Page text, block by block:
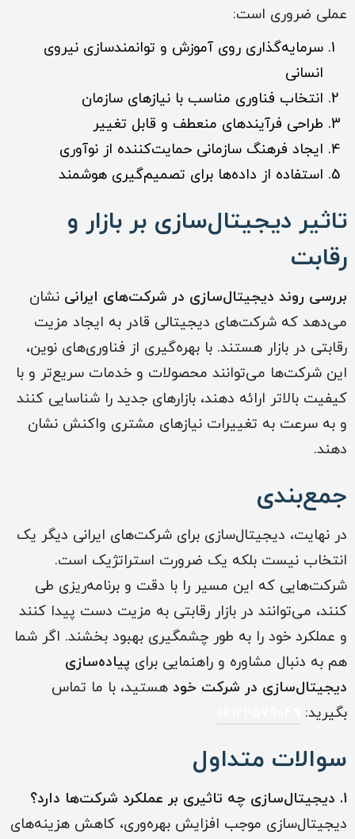
عملی ضروری است:
سرمایه‌گذاری روی آموزش و توانمندسازی نیروی
انسانی
انتخاب فناوری مناسب با نیازهای سازمان
طراحی فرآیندهای منعطف و قابل تغییر
ایجاد فرهنگ سازمانی حمایت‌کننده از نوآوری
استفاده از داده‌ها برای تصمیم‌گیری هوشمند
تاثیر دیجیتال‌سازی بر بازار و
رقابت
بررسی روند دیجیتال‌سازی در شرکت‌های ایرانی نشان
می‌دهد که شرکت‌های دیجیتالی قادر به ایجاد مزیت
رقابتی در بازار هستند. با بهره‌گیری از فناوری‌های نوین،
این شرکت‌ها می‌توانند محصولات و خدمات سریع‌تر و با
کیفیت بالاتر ارائه دهند، بازارهای جدید را شناسایی کنند
و به سرعت به تغییرات نیازهای مشتری واکنش نشان
دهند.
جمع‌بندی
در نهایت، دیجیتال‌سازی برای شرکت‌های ایرانی دیگر یک
انتخاب نیست بلکه یک ضرورت استراتژیک است.
شرکت‌هایی که این مسیر را با دقت و برنامه‌ریزی طی
کنند، می‌توانند در بازار رقابتی به مزیت دست پیدا کنند
و عملکرد خود را به طور چشمگیری بهبود بخشند. اگر شما
هم به دنبال مشاوره و راهنمایی برای پیاده‌سازی
دیجیتال‌سازی در شرکت خود هستید، با ما تماس
بگیرید:
سوالات متداول
1. دیجیتال‌سازی چه تاثیری بر عملکرد شرکت‌ها دارد؟
دیجیتال‌سازی موجب افزایش بهره‌وری، کاهش هزینه‌های